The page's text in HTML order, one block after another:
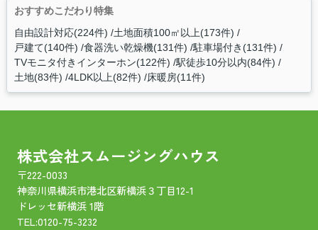
おすすめこだわり特集
自由設計対応(224件) 土地面積100㎡以上(173件)
戸建て(140件) 食器洗い乾燥機(131件) 駐車場付き(131件)
TVモニタ付きインターホン(122件) 駅徒歩10分以内(84件)
土地(83件) 4LDK以上(82件) 床暖房(11件)
株式会社スムージングハウス
〒222-0033
神奈川県横浜市港北区新横浜３丁目12-1
ドレッセ新横浜 1階
TEL:0120-75-3232